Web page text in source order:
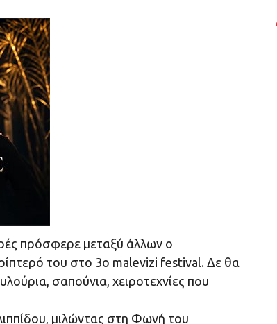
πρόσφερε μεταξύ άλλων ο
του στο 3ο malevizi festival. Δε θα
σαπούνια, χειροτεχνίες που
μιλώντας στη Φωνή του